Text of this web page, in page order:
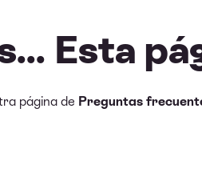
Esta
página de Preguntas